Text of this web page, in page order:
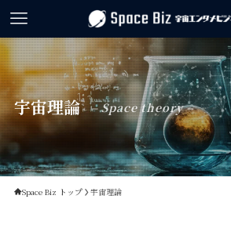
宇宙理論 – Space theory –
Space Biz トップ 宇宙理論